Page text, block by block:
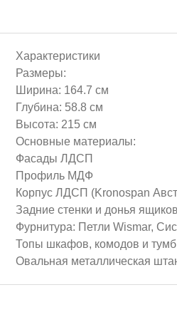
Характеристики
Размеры:
Ширина: 164.7 см
Глубина: 58.8 см
Высота: 215 см
Основные материалы:
Фасады ЛДСП
Профиль МДФ
Корпус ЛДСП (Kronospan
Задние стенки и донья
Фурнитура: Петли Wismar,
Топы шкафов, комодов и
Овальная металлическая